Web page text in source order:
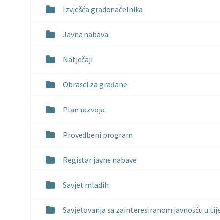
Izvješća gradonačelnika
Javna nabava
Natječaji
Obrasci za građane
Plan razvoja
Provedbeni program
Registar javne nabave
Savjet mladih
Savjetovanja sa zainteresiranom javnošću u